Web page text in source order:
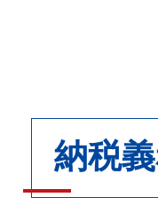
納税